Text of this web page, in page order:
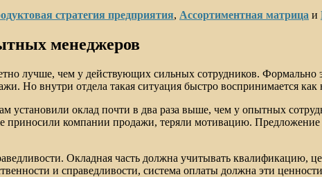
стратегия предприятия, Ассортиментная матрица и
менеджеров
лучше, чем у действующих сильных сотрудников. Формально
Но внутри отдела такая ситуация быстро воспринимается как
установили оклад почти в два раза выше, чем у опытных
приносили компании продажи, теряли мотивацию.
Окладная часть должна учитывать квалификацию,
и справедливости, система оплаты должна эти